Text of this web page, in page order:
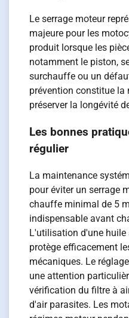
Le serrage moteur
majeure pour les
produit lorsque les
notamment le piston,
surchauffe ou un
prévention constitue la
préserver la longévité
Les bonnes
régulier
La maintenance
pour éviter un serrage
chauffe minimal de 5
indispensable avant
L'utilisation d'une huile
protège efficacement
mécaniques. Le
une attention
vérification du filtre à
d'air parasites. Les